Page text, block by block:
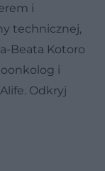
i
technicznej,
Beata Kotoro
i
Odkryj